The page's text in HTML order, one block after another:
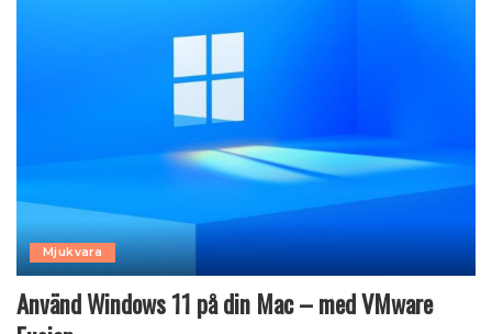
Mjukvara
Använd Windows 11 på din Mac – med VMware